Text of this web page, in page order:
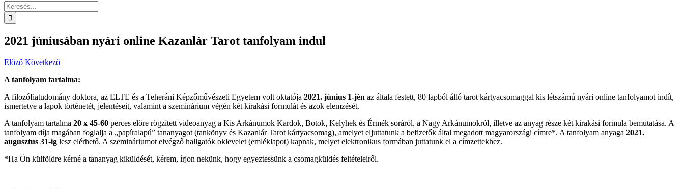
Keresés...
2021 júniusában nyári online Kazanlár Tarot tanfolyam indul
Előző Következő
A tanfolyam tartalma:
A filozófiatudomány doktora, az ELTE és a Teheráni Képzőművészeti Egyetem volt oktatója 2021. június 1-jén az általa festett, 80 lapból álló tarot kártyacsomaggal kis létszámú nyári online tanfolyamot indít,
ismertetve a lapok történetét, jelentéseit, valamint a szeminárium végén két kirakási formulát és azok elemzését.
A tanfolyam tartalma 20 x 45-60 perces előre rögzített videoanyag a Kis Arkánumok Kardok, Botok, Kelyhek és Érmék soráról, a Nagy Arkánumokról, illetve az anyag része két kirakási formula bemutatása. A
tanfolyam díja magában foglalja a „papíralapú” tananyagot (tankönyv és Kazanlár Tarot kártyacsomag), amelyet eljuttatunk a befizetők által megadott magyarországi címre*. A tanfolyam anyaga 2021.
augusztus 31-ig lesz elérhető. A szemináriumot elvégző hallgatók oklevelet (emléklapot) kapnak, melyet elektronikus formában juttatunk el a címzettekhez.
*Ha Ön külföldre kérné a tananyag kiküldését, kérem, írjon nekünk, hogy egyeztessünk a csomagküldés feltételeiről.